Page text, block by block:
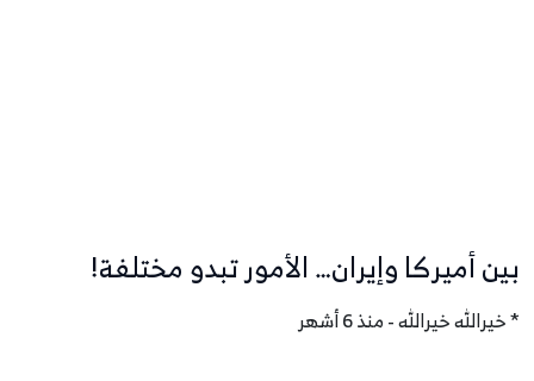
بين أميركا وإيران… الأمور تبدو مختلفة!
* خيرالله خيرالله - منذ 6 أشهر